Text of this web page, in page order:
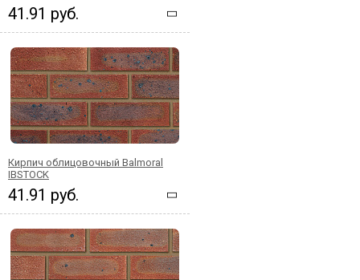
41.91 руб.
Кирпич облицовочный Balmoral
IBSTOCK
41.91 руб.